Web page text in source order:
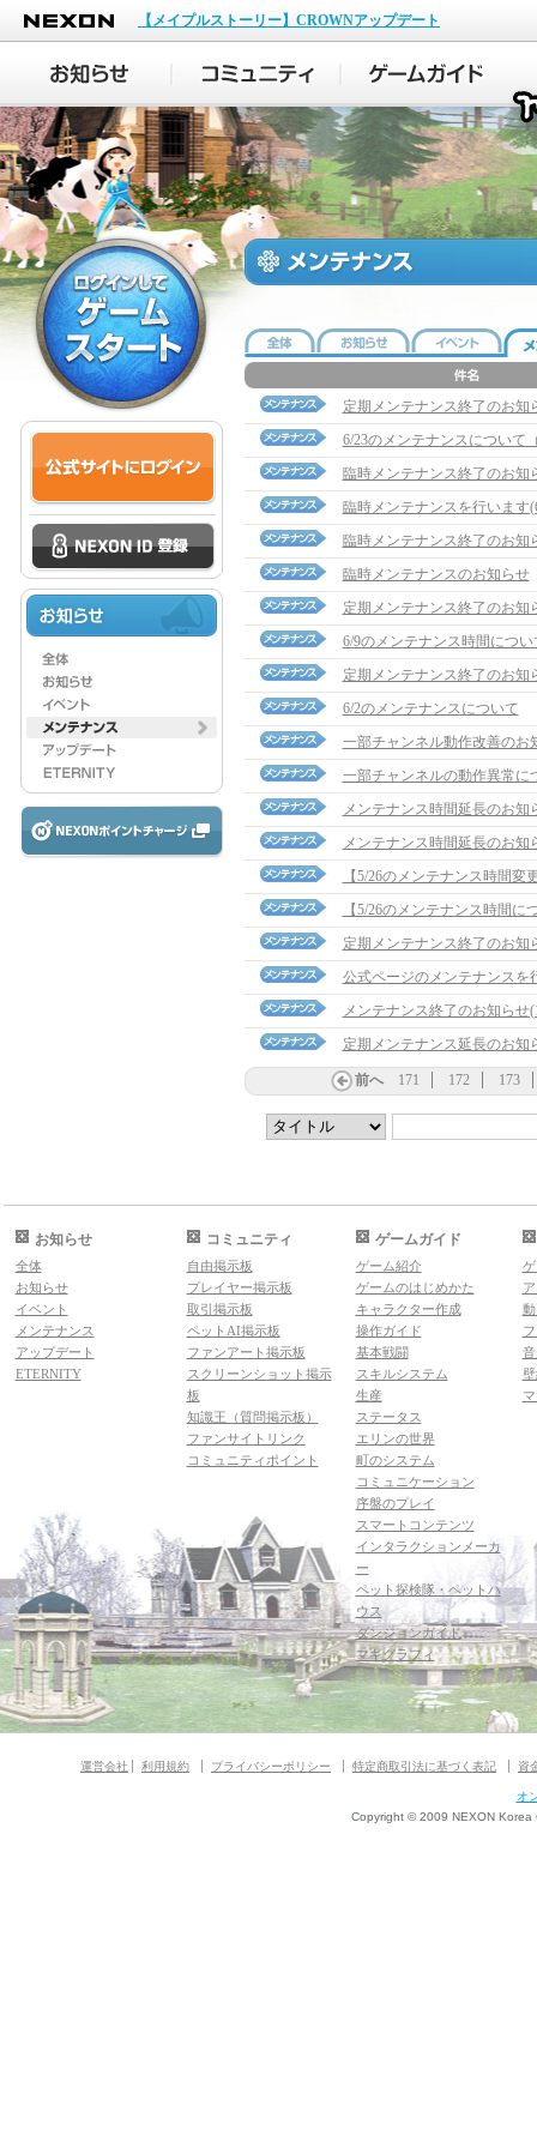
NEXON
【メイプルストーリー】CROWNアップデート
定期メンテナンス終了のお知
6/23のメンテナンスについて
臨時メンテナンス終了のお知
臨時メンテナンスを行いま
臨時メンテナンス終了のお知
臨時メンテナンスのお知らせ
定期メンテナンス終了のお知
6/9のメンテナンス時間につい
定期メンテナンス終了のお知
6/2のメンテナンスについて
一部チャンネル動作改善のお
一部チャンネルの動作異常に
メンテナンス時間延長のお知
メンテナンス時間延長のお知
【5/26のメンテナンス時間変
【5/26のメンテナンス時間に
定期メンテナンス終了のお知
公式ページのメンテナンスを
メンテナンス終了のお知らせ
定期メンテナンス延長のお知
前へ 171 172 173
お知らせ
全体
お知らせ
イベント
メンテナンス
アップデート
ETERNITY
コミュニティ
自由掲示板
プレイヤー掲示板
取引掲示板
ペットAI掲示板
ファンアート掲示板
スクリーンショット掲示
板
知識王（質問掲示板）
ファンサイトリンク
コミュニティポイント
ゲームガイド
ゲーム紹介
ゲームのはじめかた
キャラクター作成
操作ガイド
基本戦闘
スキルシステム
生産
ステータス
エリンの世界
町のシステム
コミュニケーション
序盤のプレイ
スマートコンテンツ
インタラクションメーカ
ー
ペット探検隊・ペットハ
ウス
ダンジョンガイド
マギグラフィ
運営会社 利用規約 プライバシーポリシー 特定商取引法に基づく表記 資
オ
Copyright © 2009 NEXON Korea